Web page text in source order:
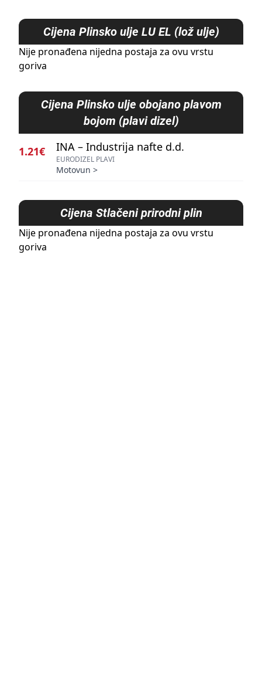
Cijena Plinsko ulje LU EL (lož ulje)
Nije pronađena nijedna postaja za ovu vrstu
goriva
Cijena Plinsko ulje obojano plavom
bojom (plavi dizel)
1.21€ INA – Industrija nafte d.d.
EURODIZEL PLAVI
Motovun >
Cijena Stlačeni prirodni plin
Nije pronađena nijedna postaja za ovu vrstu
goriva